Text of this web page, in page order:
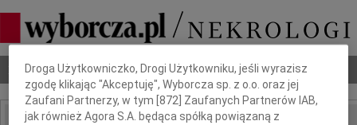
Nekrologi Odeszli Poradnik pogrzebowy
Dbamy o Twoją prywatność
Droga Użytkowniczko, Drogi Użytkowniku, jeśli wyrazisz
zgodę klikając "Akceptuję", Wyborcza sp. z o.o. oraz jej
Zaufani Partnerzy, w tym [872 ] Zaufanych Partnerów IAB,
jak również Agora S.A. będąca spółką powiązaną z